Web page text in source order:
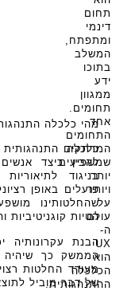
תחום
דינמי
ומתפתח,
המשלב
בתוכו
ידע
ממגוון
תחומים.
אחד
התחומים
המרתקים
שמשפיעים
יותר
ויותר
על
עולם
ה-
UX
הוא
הכלכלה
ההתנהגותית.
מהי כלכלה
כלכלה
להבין כיצד
בניגוד
פועלים באופן
שהחלטותינו
הטיות
הממשק כך
מעודד החלטות
של דבר מוביל